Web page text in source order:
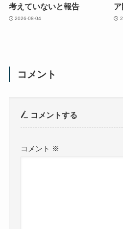
考えていないと報告
2026-08-04
コメント
コメントする
コメント ※